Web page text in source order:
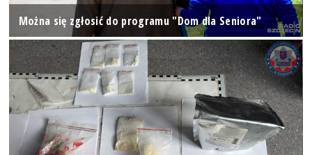
Można się zgłosić do programu "Dom dla Seniora"